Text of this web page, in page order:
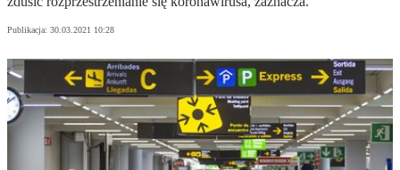
Publikacja: 30.03.2021 10:28